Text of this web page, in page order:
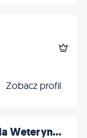
Zobacz profil
Weteryn...